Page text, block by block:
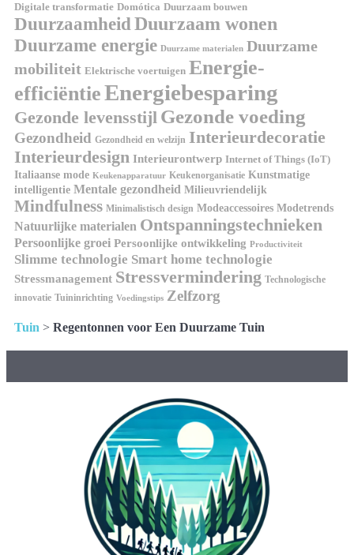
Digitale transformatie Domótica Duurzaam bouwen
DuurzaamheidDuurzaam wonen
Duurzame energie Duurzame materialen Duurzame
mobiliteit Elektrische voertuigen Energie-
efficiëntieEnergiebesparing
Gezonde levensstijl Gezonde voeding
Gezondheid Gezondheid en welzijn Interieurdecoratie
Interieurdesign Interieurontwerp Internet of Things (IoT)
Italiaanse mode Keukenapparatuur Keukenorganisatie Kunstmatige
intelligentie Mentale gezondheid Milieuvriendelijk
Mindfulness Minimalistisch design Modeaccessoires Modetrends
Natuurlijke materialen Ontspanningstechnieken
Persoonlijke groei Persoonlijke ontwikkeling Productiviteit
Slimme technologie Smart home technologie
Stressmanagement Stressvermindering Technologische
innovatie Tuininrichting Voedingstips Zelfzorg
Tuin > Regentonnen voor Een Duurzame Tuin